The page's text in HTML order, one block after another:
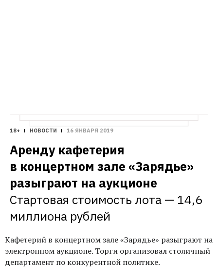
18+ НОВОСТИ 16 ЯНВАРЯ 2019
Аренду кафетерия
в концертном зале «Зарядье»
разыграют на аукционе
Стартовая стоимость лота — 14,6
миллиона рублей
Кафетерий в концертном зале «Зарядье» разыграют на
электронном аукционе. Торги организовал столичный
департамент по конкурентной политике.